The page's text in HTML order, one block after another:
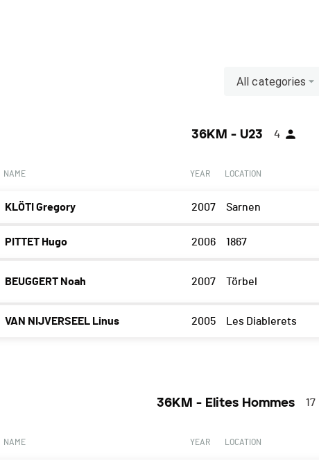
All categories
36KM - U23 4
NAME YEAR LOCATION
KLÖTI Gregory 2007 Sarnen
PITTET Hugo 2006 1867
BEUGGERT Noah 2007 Törbel
VAN NIJVERSEEL Linus 2005 Les Diablerets
36KM - Elites Hommes 17
NAME YEAR LOCATION